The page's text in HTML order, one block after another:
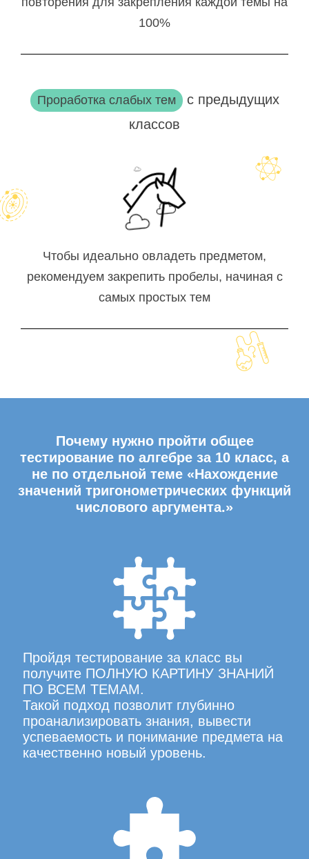
100%
Проработка слабых тем с предыдущих
классов
Чтобы идеально овладеть предметом,
рекомендуем закрепить пробелы, начиная с
самых простых тем
Почему нужно пройти общее
тестирование по алгебре за 10 класс, а
не по отдельной теме «Нахождение
значений тригонометрических функций
числового аргумента.»
Пройдя тестирование за класс вы
получите ПОЛНУЮ КАРТИНУ ЗНАНИЙ
ПО ВСЕМ ТЕМАМ.
Такой подход позволит глубинно
проанализировать знания, вывести
успеваемость и понимание предмета на
качественно новый уровень.